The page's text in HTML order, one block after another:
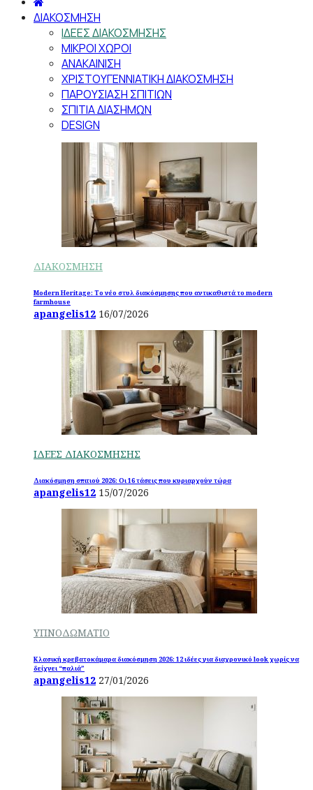
ΔΙΑΚΟΣΜΗΣΗ
ΙΔΕΕΣ ΔΙΑΚΟΣΜΗΣΗΣ
ΜΙΚΡΟΙ ΧΩΡΟΙ
ΑΝΑΚΑΙΝΙΣΗ
ΧΡΙΣΤΟΥΓΕΝΝΙΑΤΙΚΗ ΔΙΑΚΟΣΜΗΣΗ
ΠΑΡΟΥΣΙΑΣΗ ΣΠΙΤΙΩΝ
ΣΠΙΤΙΑ ΔΙΑΣΗΜΩΝ
DESIGN
ΔΙΑΚΟΣΜΗΣΗ
Modern Heritage: Το νέο στυλ διακόσμησης που αντικαθιστά το modern
farmhouse
apangelis12 16/07/2026
ΙΔΕΕΣ ΔΙΑΚΟΣΜΗΣΗΣ
Διακόσμηση σπιτιού 2026: Οι 16 τάσεις που κυριαρχούν τώρα
apangelis12 15/07/2026
ΥΠΝΟΔΩΜΑΤΙΟ
Κλασική κρεβατοκάμαρα διακόσμηση 2026: 12 ιδέες για διαχρονικό look χωρίς να
δείχνει “παλιά”
apangelis12 27/01/2026